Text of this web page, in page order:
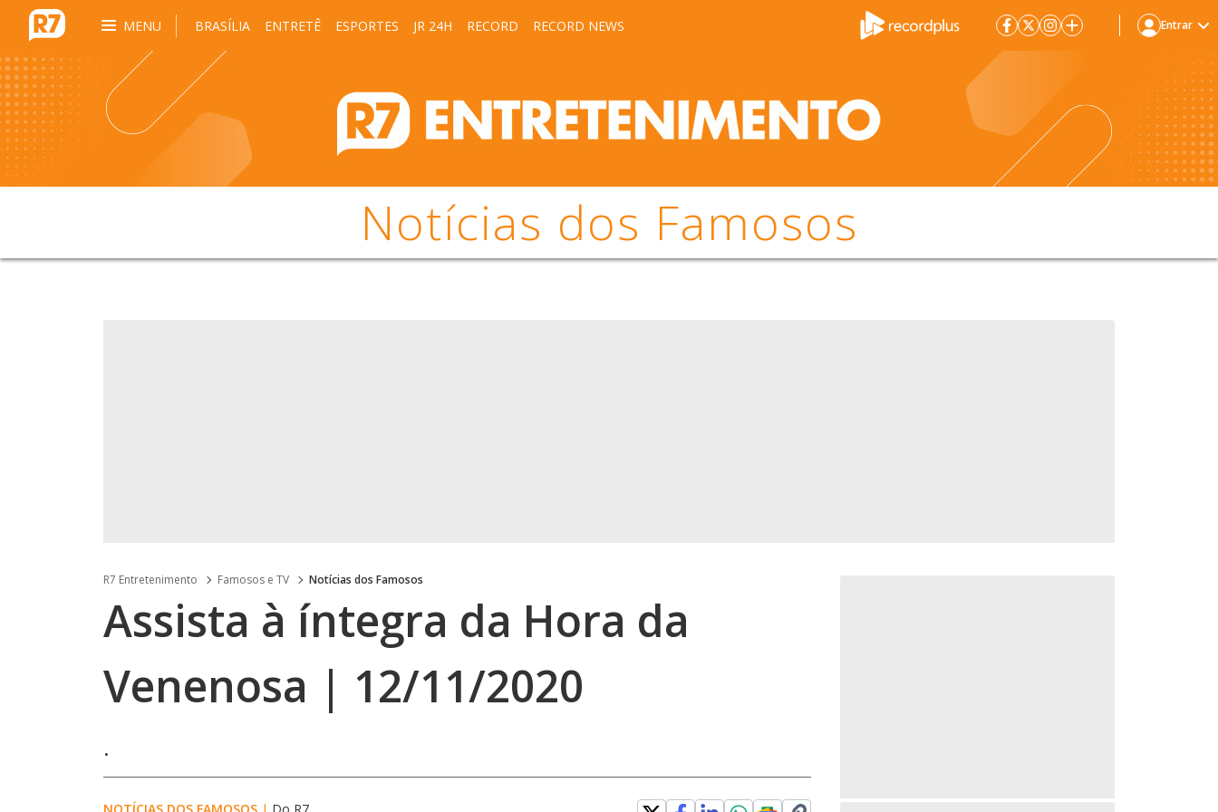
MENU BRASÍLIA ENTRETÊ ESPORTES JR 24H RECORD RECORD NEWS Entrar
Notícias dos Famosos
R7 Entretenimento Famosos e TV Notícias dos Famosos
Assista à íntegra da Hora da
Venenosa | 12/11/2020
.